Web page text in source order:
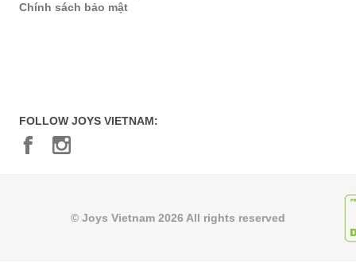
Chính sách bảo mật
FOLLOW JOYS VIETNAM:
© Joys Vietnam 2026 All rights reserved